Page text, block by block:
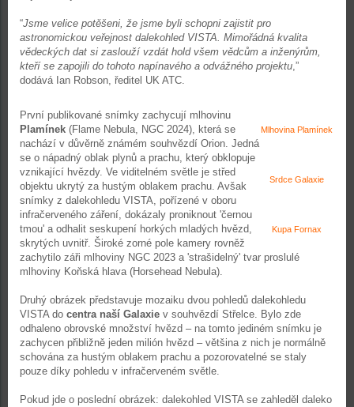
“Jsme velice potěšeni, že jsme byli schopni zajistit pro
astronomickou veřejnost dalekohled VISTA. Mimořádná kvalita
vědeckých dat si zaslouží vzdát hold všem vědcům a inženýrům,
kteří se zapojili do tohoto napínavého a odvážného projektu,”
dodává Ian Robson, ředitel UK ATC.
Mlhovina Plamínek
Srdce Galaxie
Kupa Fornax
První publikované snímky zachycují mlhovinu
Plamínek (Flame Nebula, NGC 2024), která se
nachází v důvěrně známém souhvězdí Orion. Jedná
se o nápadný oblak plynů a prachu, který obklopuje
vznikající hvězdy. Ve viditelném světle je střed
objektu ukrytý za hustým oblakem prachu. Avšak
snímky z dalekohledu VISTA, pořízené v oboru
infračerveného záření, dokázaly proniknout 'černou
tmou' a odhalit seskupení horkých mladých hvězd,
skrytých uvnitř. Široké zorné pole kamery rovněž
zachytilo záři mlhoviny NGC 2023 a 'strašidelný' tvar proslulé
mlhoviny Koňská hlava (Horsehead Nebula).
Druhý obrázek představuje mozaiku dvou pohledů dalekohledu
VISTA do centra naší Galaxie v souhvězdí Střelce. Bylo zde
odhaleno obrovské množství hvězd – na tomto jediném snímku je
zachycen přibližně jeden milión hvězd – většina z nich je normálně
schována za hustým oblakem prachu a pozorovatelné se staly
pouze díky pohledu v infračerveném světle.
Pokud jde o poslední obrázek: dalekohled VISTA se zahleděl daleko